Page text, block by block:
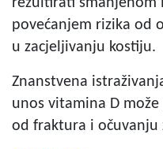
povećanjem rizika od
u zacjeljivanju kostiju.
Znanstvena
unos vitamina D
od fraktura i očuvanju